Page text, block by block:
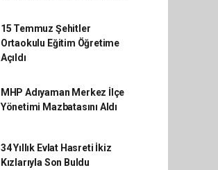
15 Temmuz Şehitler
Ortaokulu Eğitim Öğretime
Açıldı
MHP Adıyaman Merkez İlçe
Yönetimi Mazbatasını Aldı
34 Yıllık Evlat Hasreti İkiz
Kızlarıyla Son Buldu